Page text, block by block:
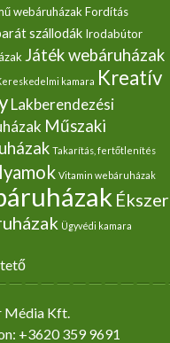
webáruházak Fordítás
szállodák Irodabútor
Játék webáruházak
kamara Kreatív
Lakberendezési
Műszaki
Takarítás, fertőtlenítés
Vitamin webáruházak
Ékszer
Ügyvédi kamara
Média Kft.
+3620 359 9691